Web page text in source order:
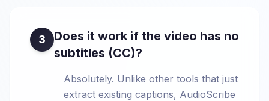
3
Does it work if the video has no
subtitles (CC)?
Absolutely. Unlike other tools that just
extract existing captions, AudioScribe